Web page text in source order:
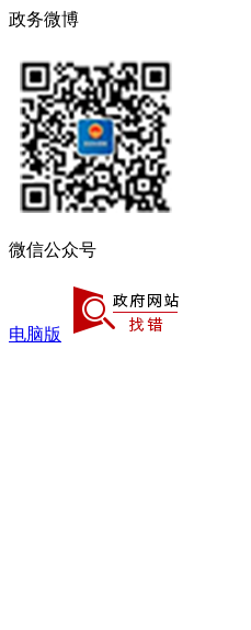
政务微博
微信公众号
电脑版